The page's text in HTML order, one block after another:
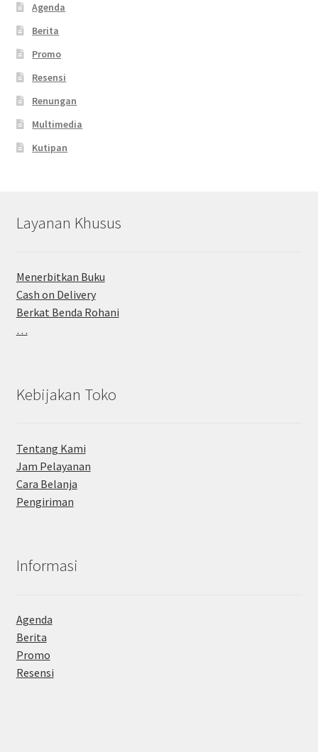
Agenda
Berita
Promo
Resensi
Renungan
Multimedia
Kutipan
Layanan Khusus
Menerbitkan Buku
Cash on Delivery
Berkat Benda Rohani
…
Kebijakan Toko
Tentang Kami
Jam Pelayanan
Cara Belanja
Pengiriman
Informasi
Agenda
Berita
Promo
Resensi